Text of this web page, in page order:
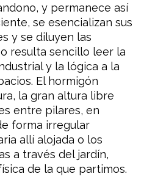
y permanece así
se esencializan sus
y se diluyen las
resulta sencillo leer la
y la lógica a la
El hormigón
la gran altura libre
entre pilares, en
forma irregular
allí alojada o los
a través del jardín,
de la que partimos.